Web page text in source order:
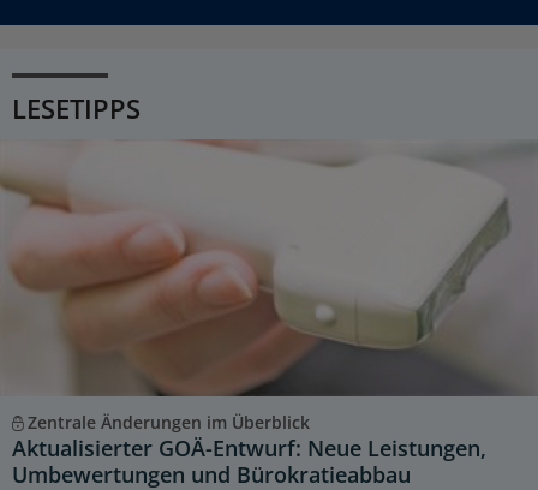
LESETIPPS
Zentrale Änderungen im Überblick
Aktualisierter GOÄ-Entwurf: Neue Leistungen,
Umbewertungen und Bürokratieabbau